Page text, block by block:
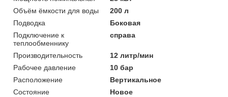
Объём ёмкости для воды
200 л
Подводка
Боковая
Подключение к
теплообменнику
справа
Производительность
12 литр/мин
Рабочее давление
10 бар
Расположение
Вертикальное
Состояние
Новое